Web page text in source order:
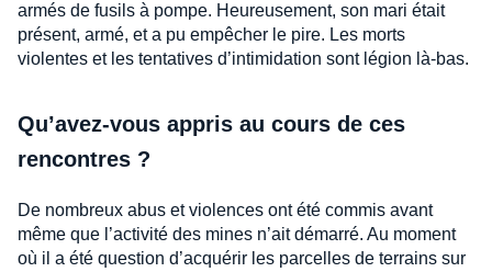
armés de fusils à pompe. Heureusement, son mari était
présent, armé, et a pu empêcher le pire. Les morts
violentes et les tentatives d’intimidation sont légion là-bas.
Qu’avez-vous appris au cours de ces
rencontres ?
De nombreux abus et violences ont été commis avant
même que l’activité des mines n’ait démarré. Au moment
où il a été question d’acquérir les parcelles de terrains sur